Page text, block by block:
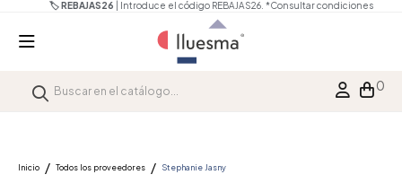
🏷️ REBAJAS26| Introduce el código REBAJAS26.*Consultar condiciones
0
Inicio Todos los proveedores Stephanie Jasny